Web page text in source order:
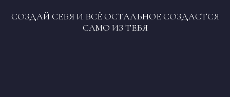
СОЗДАЙ СЕБЯ И ВСЁ ОСТАЛЬНОЕ СОЗДАСТСЯ
САМО ИЗ ТЕБЯ